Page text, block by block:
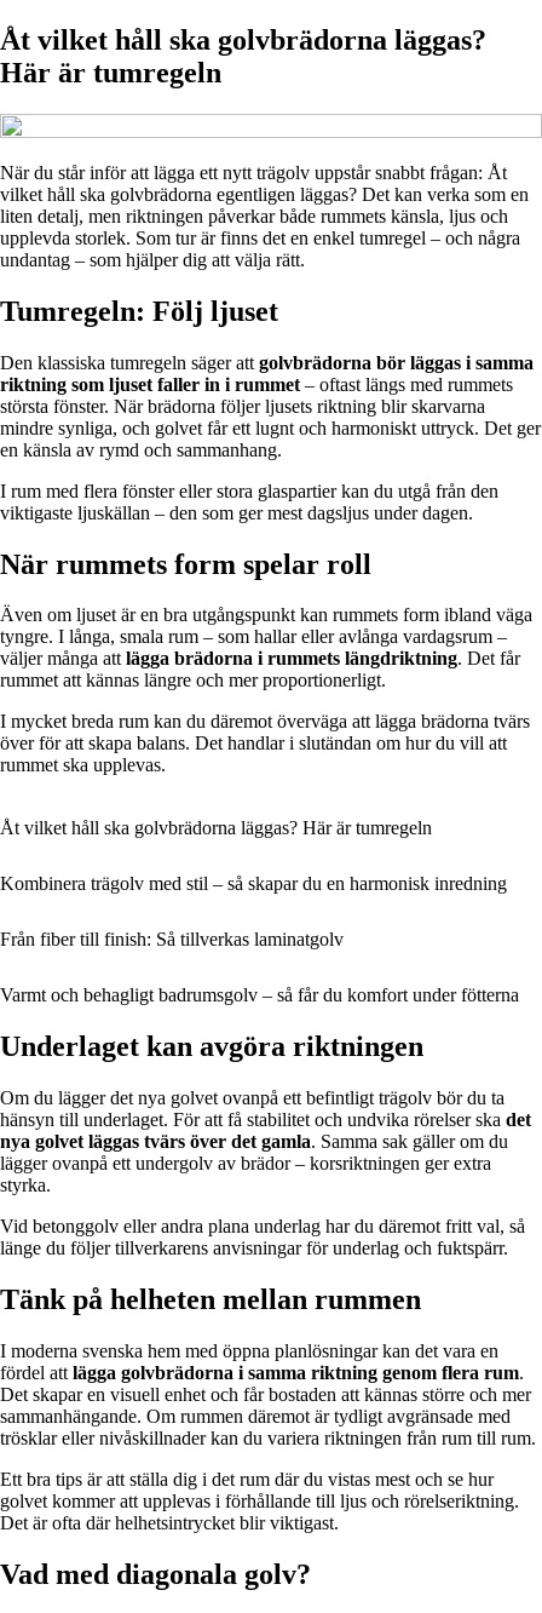
Åt vilket håll ska golvbrädorna läggas?
Här är tumregeln
När du står inför att lägga ett nytt trägolv uppstår snabbt frågan: Åt
vilket håll ska golvbrädorna egentligen läggas? Det kan verka som en
liten detalj, men riktningen påverkar både rummets känsla, ljus och
upplevda storlek. Som tur är finns det en enkel tumregel – och några
undantag – som hjälper dig att välja rätt.
Tumregeln: Följ ljuset
Den klassiska tumregeln säger att golvbrädorna bör läggas i samma
riktning som ljuset faller in i rummet – oftast längs med rummets
största fönster. När brädorna följer ljusets riktning blir skarvarna
mindre synliga, och golvet får ett lugnt och harmoniskt uttryck. Det ger
en känsla av rymd och sammanhang.
I rum med flera fönster eller stora glaspartier kan du utgå från den
viktigaste ljuskällan – den som ger mest dagsljus under dagen.
När rummets form spelar roll
Även om ljuset är en bra utgångspunkt kan rummets form ibland väga
tyngre. I långa, smala rum – som hallar eller avlånga vardagsrum –
väljer många attlägga brädorna i rummets längdriktning. Det får
rummet att kännas längre och mer proportionerligt.
I mycket breda rum kan du däremot överväga att lägga brädorna tvärs
över för att skapa balans. Det handlar i slutändan om hur du vill att
rummet ska upplevas.
Åt vilket håll ska golvbrädorna läggas? Här är tumregeln
Kombinera trägolv med stil – så skapar du en harmonisk inredning
Från fiber till finish: Så tillverkas laminatgolv
Varmt och behagligt badrumsgolv – så får du komfort under fötterna
Underlaget kan avgöra riktningen
Om du lägger det nya golvet ovanpå ett befintligt trägolv bör du ta
hänsyn till underlaget. För att få stabilitet och undvika rörelser ska det
nya golvet läggas tvärs över det gamla. Samma sak gäller om du
lägger ovanpå ett undergolv av brädor – korsriktningen ger extra
styrka.
Vid betonggolv eller andra plana underlag har du däremot fritt val, så
länge du följer tillverkarens anvisningar för underlag och fuktspärr.
Tänk på helheten mellan rummen
I moderna svenska hem med öppna planlösningar kan det vara en
fördel att lägga golvbrädorna i samma riktning genom flera rum.
Det skapar en visuell enhet och får bostaden att kännas större och mer
sammanhängande. Om rummen däremot är tydligt avgränsade med
trösklar eller nivåskillnader kan du variera riktningen från rum till rum.
Ett bra tips är att ställa dig i det rum där du vistas mest och se hur
golvet kommer att upplevas i förhållande till ljus och rörelseriktning.
Det är ofta där helhetsintrycket blir viktigast.
Vad med diagonala golv?